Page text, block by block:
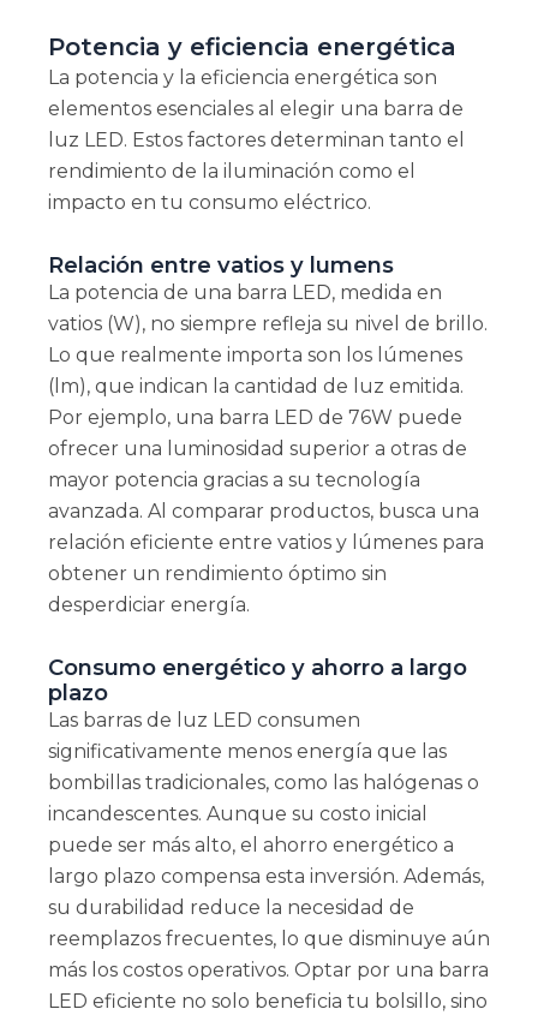
Potencia y eficiencia energética
La potencia y la eficiencia energética son
elementos esenciales al elegir una barra de
luz LED. Estos factores determinan tanto el
rendimiento de la iluminación como el
impacto en tu consumo eléctrico.
Relación entre vatios y lumens
La potencia de una barra LED, medida en
vatios (W), no siempre refleja su nivel de brillo.
Lo que realmente importa son los lúmenes
(lm), que indican la cantidad de luz emitida.
Por ejemplo, una barra LED de 76W puede
ofrecer una luminosidad superior a otras de
mayor potencia gracias a su tecnología
avanzada. Al comparar productos, busca una
relación eficiente entre vatios y lúmenes para
obtener un rendimiento óptimo sin
desperdiciar energía.
Consumo energético y ahorro a largo
plazo
Las barras de luz LED consumen
significativamente menos energía que las
bombillas tradicionales, como las halógenas o
incandescentes. Aunque su costo inicial
puede ser más alto, el ahorro energético a
largo plazo compensa esta inversión. Además,
su durabilidad reduce la necesidad de
reemplazos frecuentes, lo que disminuye aún
más los costos operativos. Optar por una barra
LED eficiente no solo beneficia tu bolsillo, sino